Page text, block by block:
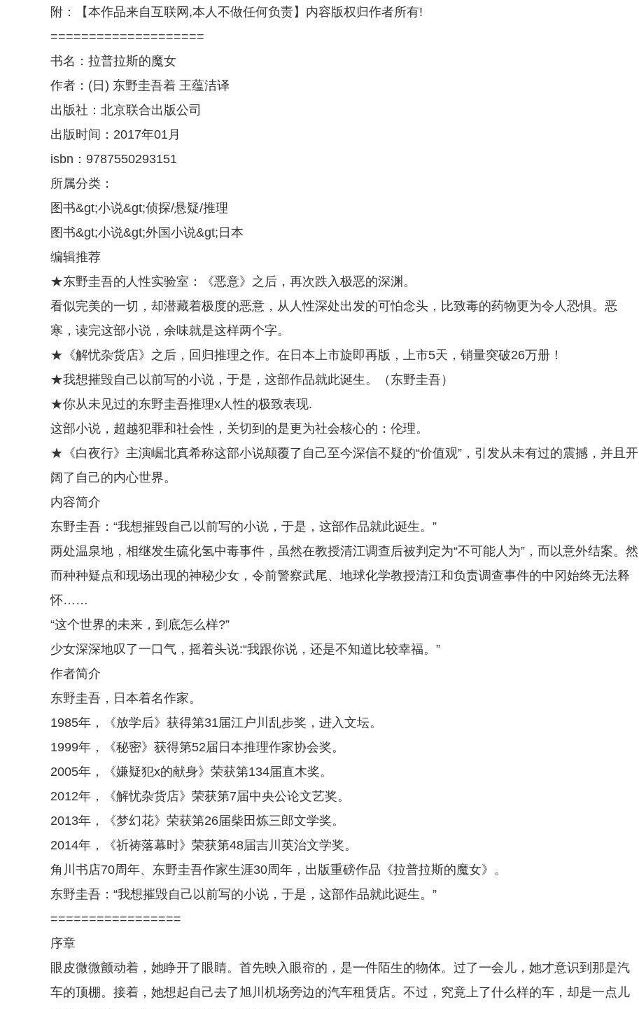
附：【本作品来自互联网,本人不做任何负责】内容版权归作者所有!
====================
书名：拉普拉斯的魔女
作者：(日) 东野圭吾着 王蕴洁译
出版社：北京联合出版公司
出版时间：2017年01月
isbn：9787550293151
所属分类：
图书&gt;小说&gt;侦探/悬疑/推理
图书&gt;小说&gt;外国小说&gt;日本
编辑推荐
★东野圭吾的人性实验室：《恶意》之后，再次跌入极恶的深渊。
看似完美的一切，却潜藏着极度的恶意，从人性深处出发的可怕念头，比致毒的药物更为令人恐惧。恶
寒，读完这部小说，余味就是这样两个字。
★《解忧杂货店》之后，回归推理之作。在日本上市旋即再版，上市5天，销量突破26万册！
★我想摧毁自己以前写的小说，于是，这部作品就此诞生。（东野圭吾）
★你从未见过的东野圭吾推理x人性的极致表现.
这部小说，超越犯罪和社会性，关切到的是更为社会核心的：伦理。
★《白夜行》主演崛北真希称这部小说颠覆了自己至今深信不疑的“价值观”，引发从未有过的震撼，并且开
阔了自己的内心世界。
内容简介
东野圭吾：“我想摧毁自己以前写的小说，于是，这部作品就此诞生。”
两处温泉地，相继发生硫化氢中毒事件，虽然在教授清江调查后被判定为“不可能人为”，而以意外结案。然
而种种疑点和现场出现的神秘少女，令前警察武尾、地球化学教授清江和负责调查事件的中冈始终无法释
怀……
“这个世界的未来，到底怎么样?”
少女深深地叹了一口气，摇着头说:“我跟你说，还是不知道比较幸福。”
作者简介
东野圭吾，日本着名作家。
1985年，《放学后》获得第31届江户川乱步奖，进入文坛。
1999年，《秘密》获得第52届日本推理作家协会奖。
2005年，《嫌疑犯x的献身》荣获第134届直木奖。
2012年，《解忧杂货店》荣获第7届中央公论文艺奖。
2013年，《梦幻花》荣获第26届柴田炼三郎文学奖。
2014年，《祈祷落幕时》荣获第48届吉川英治文学奖。
角川书店70周年、东野圭吾作家生涯30周年，出版重磅作品《拉普拉斯的魔女》。
东野圭吾：“我想摧毁自己以前写的小说，于是，这部作品就此诞生。”
=================
序章
眼皮微微颤动着，她睁开了眼睛。首先映入眼帘的，是一件陌生的物体。过了一会儿，她才意识到那是汽
车的顶棚。接着，她想起自己去了旭川机场旁边的汽车租赁店。不过，究竟上了什么样的车，却是一点儿